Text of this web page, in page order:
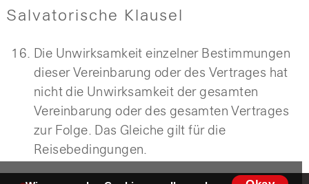
Salvatorische Klausel
Die Unwirksamkeit einzelner Bestimmungen
dieser Vereinbarung oder des Vertrages hat
nicht die Unwirksamkeit der gesamten
Vereinbarung oder des gesamten Vertrages
zur Folge. Das Gleiche gilt für die
Reisebedingungen.